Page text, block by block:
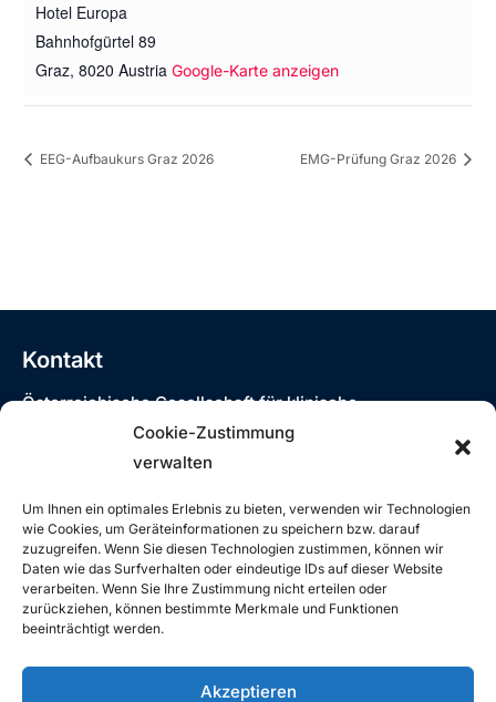
Cookie-Zustimmung
verwalten
Um Ihnen ein optimales Erlebnis zu bieten, verwenden wir Technologien
wie Cookies, um Geräteinformationen zu speichern bzw. darauf
zuzugreifen. Wenn Sie diesen Technologien zustimmen, können wir
Daten wie das Surfverhalten oder eindeutige IDs auf dieser Website
verarbeiten. Wenn Sie Ihre Zustimmung nicht erteilen oder
zurückziehen, können bestimmte Merkmale und Funktionen
beeinträchtigt werden.
Akzeptieren
Hotel Europa
Bahnhofgürtel 89
Graz, 8020 Austria Google-Karte anzeigen
EEG-Aufbaukurs Graz 2026 EMG-Prüfung Graz 2026
Kontakt
Österreichische Gesellschaft für klinische
Neurophysiologie und funktionelle Bildgebung
Siebensterngasse 31/8, 1070 Wien
E:oegkn@studio12.at
Rechtliches